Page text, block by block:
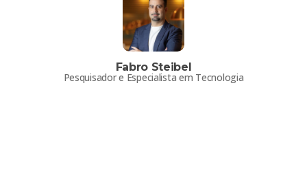
Fabro Steibel
Pesquisador e Especialista em Tecnologia